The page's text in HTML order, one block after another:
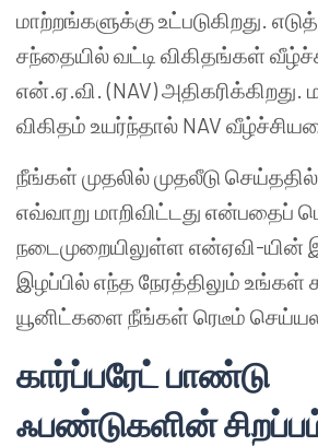
மாற்றங்களுக்கு உட்படுகிறது.
சந்தையில் வட்டி விகிதங்கள்
என்.ஏ.வி. (NAV) அதிகரிக்கிறது.
விகிதம் உயர்ந்தால் NAV
நீங்கள் முதலில் முதலீடு செய்ததில்
எவ்வாறு மாறிவிட்டது என்பதைப்
நடைமுறையிலுள்ள என்ஏவி-யின்
இழப்பில் எந்த நேரத்திலும் உங்கள்
யூனிட்களை நீங்கள் ரெடீம்
கார்ப்பரேட் பாண்டு
ஃபண்டுகளின்